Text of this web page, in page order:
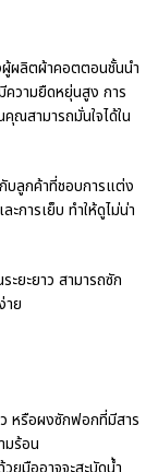
ผลิตผ้าคอตตอนชั้นนำ
วามยืดหยุ่นสูง การ
ณสามารถมั่นใจได้ใน
บลูกค้าที่ชอบการแต่ง
การเย็บ ทำให้ดูไม่น่า
ะยะยาว สามารถซัก
าย
หรือผงซักฟอกที่มีสาร
มร้อน